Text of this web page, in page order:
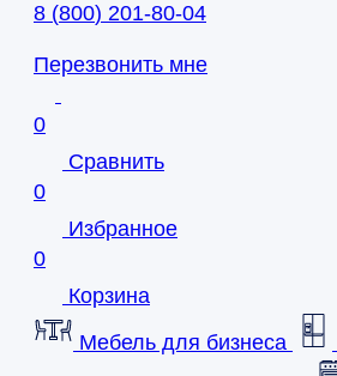
8 (800) 201-80-04
Перезвонить мне
0
Сравнить
0
Избранное
0
Корзина
Мебель для бизнеса